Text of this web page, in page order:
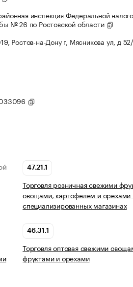
инспекция Федеральной
№ 26 по Ростовской области
Ростов-на-Дону г, Мясникова ул, д
47.21.1
Торговля розничная свежими
овощами, картофелем и орехами
специализированных магазинах
46.31.1
Торговля оптовая свежими
фруктами и орехами